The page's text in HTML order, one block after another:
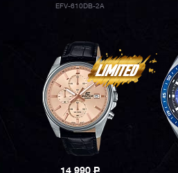
EFV-610DB-2A
14 990P